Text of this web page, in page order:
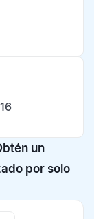
un
por solo